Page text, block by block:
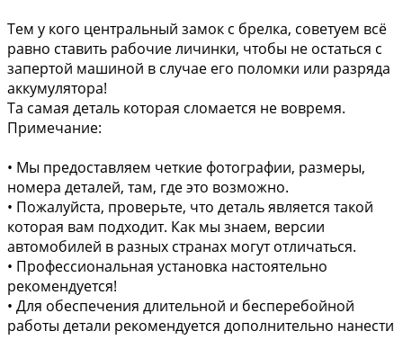
Тем у кого центральный замок с брелка, советуем всё
равно ставить рабочие личинки, чтобы не остаться с
запертой машиной в случае его поломки или разряда
аккумулятора!
Та самая деталь которая сломается не вовремя.
Примечание:
• Мы предоставляем четкие фотографии, размеры,
номера деталей, там, где это возможно.
• Пожалуйста, проверьте, что деталь является такой
которая вам подходит. Как мы знаем, версии
автомобилей в разных странах могут отличаться.
• Профессиональная установка настоятельно
рекомендуется!
• Для обеспечения длительной и бесперебойной
работы детали рекомендуется дополнительно нанести